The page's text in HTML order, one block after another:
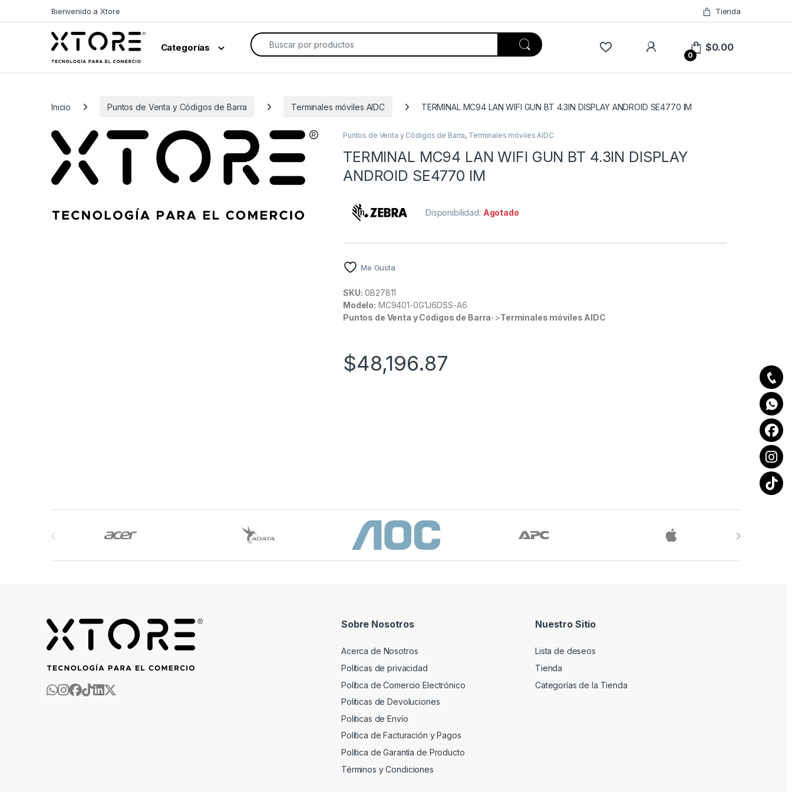
Bienvenido a Xtore Tienda
Categorías
Search for:
0
$0.00
Inicio Puntos de Venta y Códigos de Barra Terminales móviles AIDC TERMINAL MC94 LAN WIFI GUN BT 4.3IN DISPLAY ANDROID SE4770 IM
Puntos de Venta y Códigos de Barra, Terminales móviles AIDC
TERMINAL MC94 LAN WIFI GUN BT 4.3IN DISPLAY
ANDROID SE4770 IM
Disponibilidad: Agotado
Me Gusta
SKU: 0B27811
Modelo: MC9401-0G1J6DSS-A6
Puntos de Venta y Códigos de Barra->Terminales móviles AIDC
$48,196.87
Sobre Nosotros
Acerca de Nosotros
Políticas de privacidad
Política de Comercio Electrónico
Politicas de Devoluciones
Politicas de Envío
Política de Facturación y Pagos
Política de Garantía de Producto
Términos y Condiciones
Nuestro Sitio
Lista de deseos
Tienda
Categorías de la Tienda